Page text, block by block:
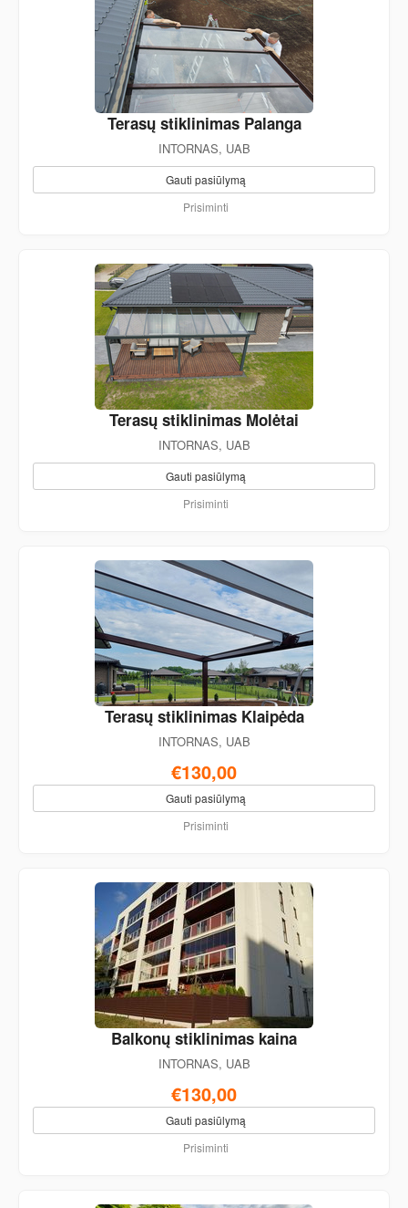
Terasų stiklinimas Palanga
INTORNAS, UAB
Gauti pasiūlymą
Prisiminti
Terasų stiklinimas Molėtai
INTORNAS, UAB
Gauti pasiūlymą
Prisiminti
Terasų stiklinimas Klaipėda
INTORNAS, UAB
€130,00
Gauti pasiūlymą
Prisiminti
Balkonų stiklinimas kaina
INTORNAS, UAB
€130,00
Gauti pasiūlymą
Prisiminti